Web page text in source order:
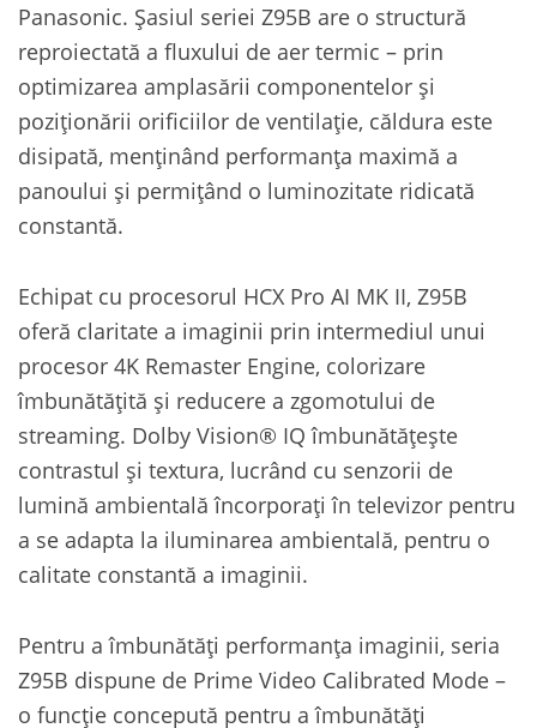
Panasonic. Șasiul seriei Z95B are o structură
reproiectată a fluxului de aer termic – prin
optimizarea amplasării componentelor și
poziționării orificiilor de ventilație, căldura este
disipată, menținând performanța maximă a
panoului și permițând o luminozitate ridicată
constantă.
Echipat cu procesorul HCX Pro AI MK II, Z95B
oferă claritate a imaginii prin intermediul unui
procesor 4K Remaster Engine, colorizare
îmbunătățită și reducere a zgomotului de
streaming. Dolby Vision® IQ îmbunătățește
contrastul și textura, lucrând cu senzorii de
lumină ambientală încorporați în televizor pentru
a se adapta la iluminarea ambientală, pentru o
calitate constantă a imaginii.
Pentru a îmbunătăți performanța imaginii, seria
Z95B dispune de Prime Video Calibrated Mode –
o funcție concepută pentru a îmbunătăți